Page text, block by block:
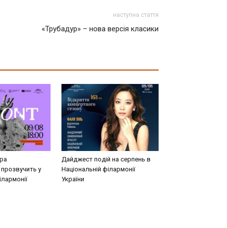
наступна стаття
«Трубадур» – нова версія класики
у
Дайджест подій на серпень в
Національній філармонії
України